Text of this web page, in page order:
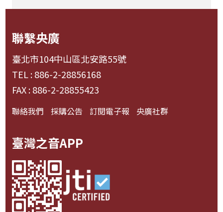
聯繫央廣
臺北市104中山區北安路55號
TEL : 886-2-28856168
FAX : 886-2-28855423
聯絡我們 採購公告 訂閱電子報 央廣社群
臺灣之音APP